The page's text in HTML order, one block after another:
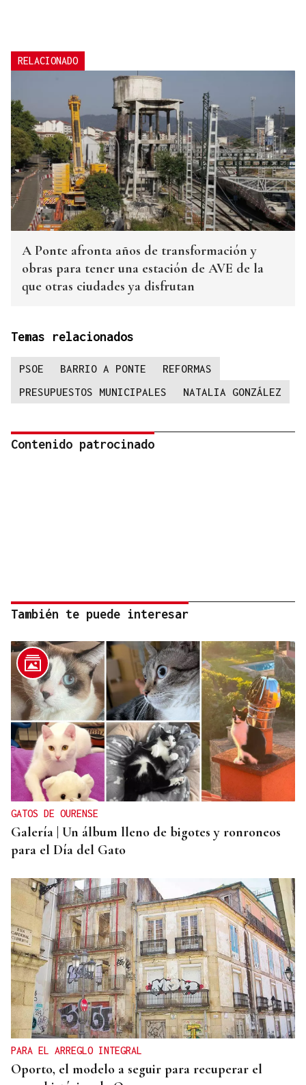
RELACIONADO
A Ponte afronta años de transformación y
obras para tener una estación de AVE de la
que otras ciudades ya disfrutan
Temas relacionados
PSOE BARRIO A PONTE
REFORMAS
PRESUPUESTOS MUNICIPALES
NATALIA GONZÁLEZ
Contenido patrocinado
También te puede interesar
GATOS DE OURENSE
Galería | Un álbum lleno de bigotes y ronroneos
para el Día del Gato
PARA EL ARREGLO INTEGRAL
Oporto, el modelo a seguir para recuperar el